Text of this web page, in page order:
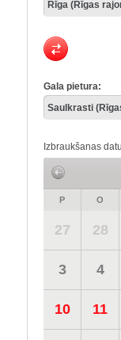
Gala pietura:
Izbraukšanas
P O
27 28
3 4
10 11